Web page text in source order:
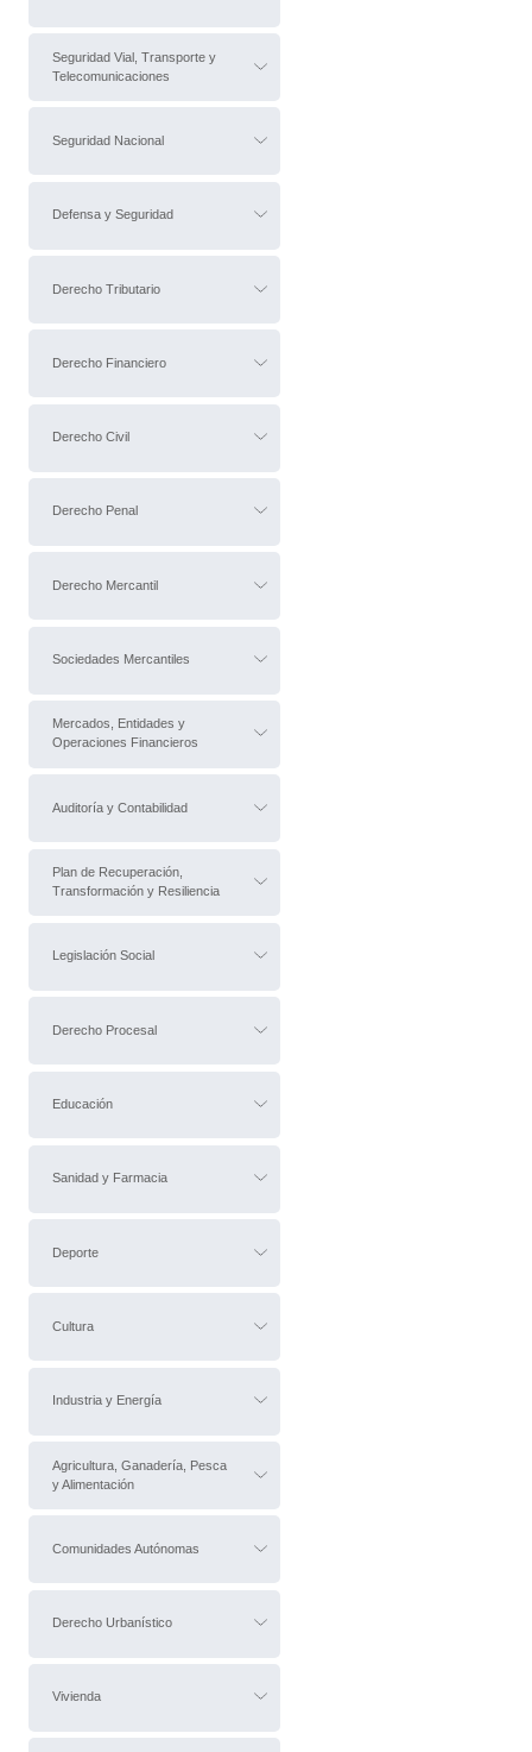
Seguridad Vial, Transporte y
Telecomunicaciones
Seguridad Nacional
Defensa y Seguridad
Derecho Tributario
Derecho Financiero
Derecho Civil
Derecho Penal
Derecho Mercantil
Sociedades Mercantiles
Mercados, Entidades y
Operaciones Financieros
Auditoría y Contabilidad
Plan de Recuperación,
Transformación y Resiliencia
Legislación Social
Derecho Procesal
Educación
Sanidad y Farmacia
Deporte
Cultura
Industria y Energía
Agricultura, Ganadería, Pesca
y Alimentación
Comunidades Autónomas
Derecho Urbanístico
Vivienda